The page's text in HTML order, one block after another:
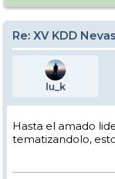
Re: XV KDD
lu_k
Hasta el amado
tematizandolo,